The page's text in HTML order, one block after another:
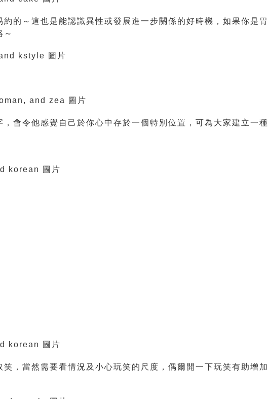
的～這也是能認識異性或發展進一步關係的好時機，如果你是胃
～
會令他感覺自己於你心中存於一個特別位置，可為大家建立一種
，當然需要看情況及小心玩笑的尺度，偶爾開一下玩笑有助增加